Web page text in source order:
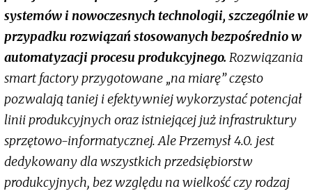
systemów i nowoczesnych technologii, szczególnie w
przypadku rozwiązań stosowanych bezpośrednio w
automatyzacji procesu produkcyjnego. Rozwiązania
smart factory przygotowane „na miarę” często
pozwalają taniej i efektywniej wykorzystać potencjał
linii produkcyjnych oraz istniejącej już infrastruktury
sprzętowo-informatycznej. Ale Przemysł 4.0. jest
dedykowany dla wszystkich przedsiębiorstw
produkcyjnych, bez względu na wielkość czy rodzaj